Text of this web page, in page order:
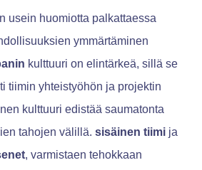
usein huomiotta palkattaessa
ymmärtäminen
kulttuuri on elintärkeä, sillä se
tiimin yhteistyöhön ja projektin
kulttuuri edistää saumatonta
tahojen välillä. sisäinen tiimi ja
, varmistaen tehokkaan